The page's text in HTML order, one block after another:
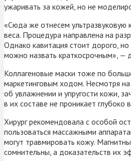
ужаривать за кожей, но не
«Сюда же отнесем ультразвуковую
веса. Процедура направлена на
Однако кавитация стоит дорого,
можно назвать краткосрочным», —
Коллагеновые маски тоже по
маркетинговым ходом. Несмотря
об увлажнении и упругости кожи,
в их составе не проникает глубоко
Хирург рекомендовала с особой
пользоваться массажными
могут травмировать кожу.
сомнительны, а доказательств их